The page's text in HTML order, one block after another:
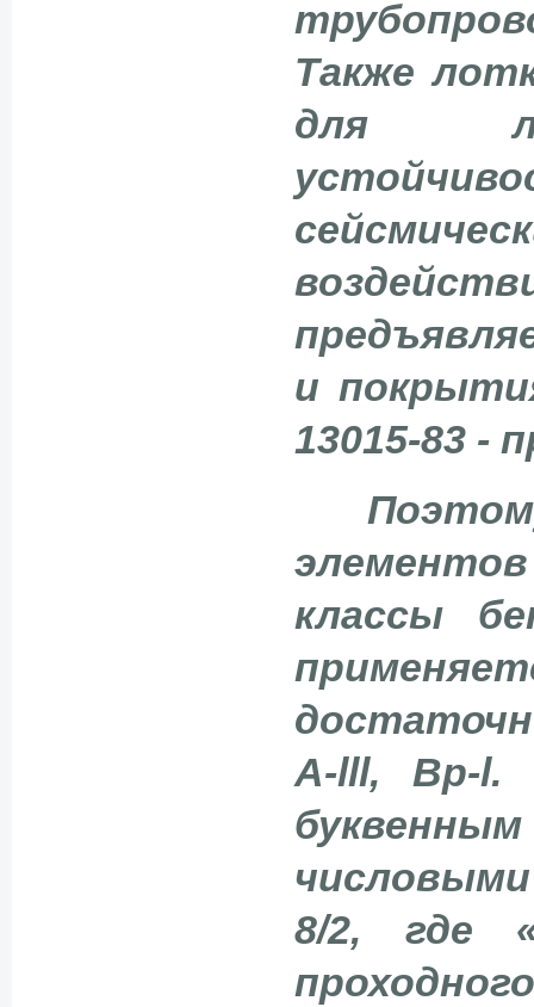
Также
для
и
13015-83 -
классы
A-lll, Bp-
буквенным
8/2, где